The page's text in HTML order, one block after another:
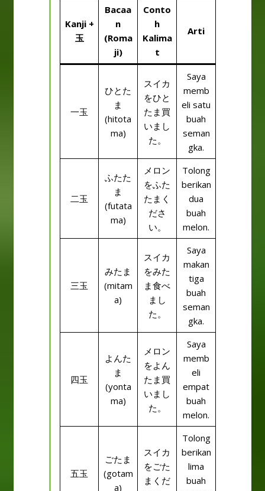
Kanji +
玉
Bacaa
n
(Roma
ji)
Conto
h
Kalima
t
Arti
一玉
ひとた
ま
(hitota
ma)
スイカ
をひと
たま買
いまし
た。
Saya
memb
eli satu
buah
seman
gka.
二玉
ふたた
ま
(futata
ma)
メロン
をふた
たまく
ださ
い。
Tolong
berikan
dua
buah
melon.
三玉
みたま
(mitam
a)
スイカ
をみた
ま食べ
まし
た。
Saya
makan
tiga
buah
seman
gka.
四玉
よんた
ま
(yonta
ma)
メロン
をよん
たま買
いまし
た。
Saya
memb
eli
empat
buah
melon.
五玉
ごたま
(gotam
a)
スイカ
をごた
まくだ
Tolong
berikan
lima
buah